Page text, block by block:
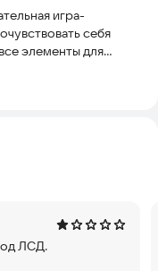
игра-
себя
элементы для
воды, земли и
новая
всех тайн
— ведь в
собственный.
ЛСД.